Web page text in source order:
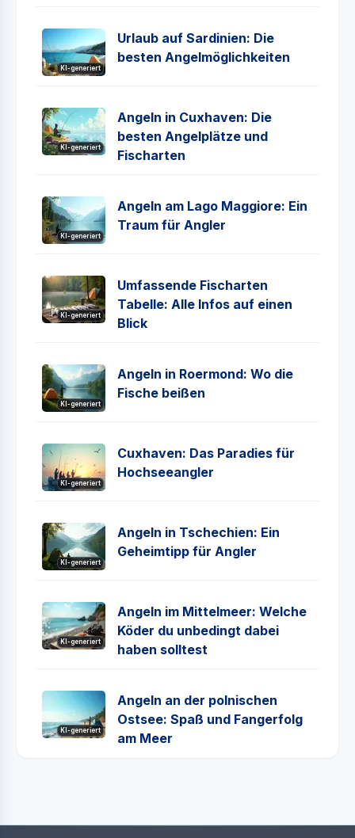
KI-generiert
Urlaub auf Sardinien: Die
besten Angelmöglichkeiten
KI-generiert
Angeln in Cuxhaven: Die
besten Angelplätze und
Fischarten
KI-generiert
Angeln am Lago Maggiore: Ein
Traum für Angler
KI-generiert
Umfassende Fischarten
Tabelle: Alle Infos auf einen
Blick
KI-generiert
Angeln in Roermond: Wo die
Fische beißen
KI-generiert
Cuxhaven: Das Paradies für
Hochseeangler
KI-generiert
Angeln in Tschechien: Ein
Geheimtipp für Angler
KI-generiert
Angeln im Mittelmeer: Welche
Köder du unbedingt dabei
haben solltest
KI-generiert
Angeln an der polnischen
Ostsee: Spaß und Fangerfolg
am Meer